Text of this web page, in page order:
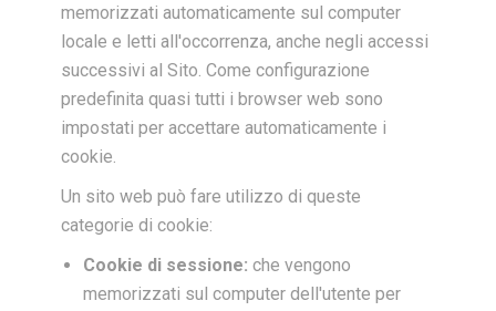
memorizzati automaticamente sul computer
locale e letti all'occorrenza, anche negli accessi
successivi al Sito. Come configurazione
predefinita quasi tutti i browser web sono
impostati per accettare automaticamente i
cookie.
Un sito web può fare utilizzo di queste
categorie di cookie:
Cookie di sessione: che vengono
memorizzati sul computer dell'utente per